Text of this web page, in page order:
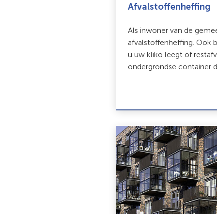
Afvalstoffenheffing
Als inwoner van de
afvalstoffenheffing. Ook
u uw kliko leegt of
ondergrondse container